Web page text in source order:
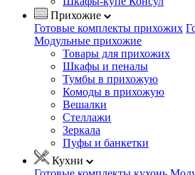
Прихожие
Готовые комплекты прихожих
Модульные прихожие
Товары для прихожих
Шкафы и пеналы
Тумбы в прихожую
Комоды в прихожую
Вешалки
Стеллажи
Зеркала
Пуфы и банкетки
Кухни